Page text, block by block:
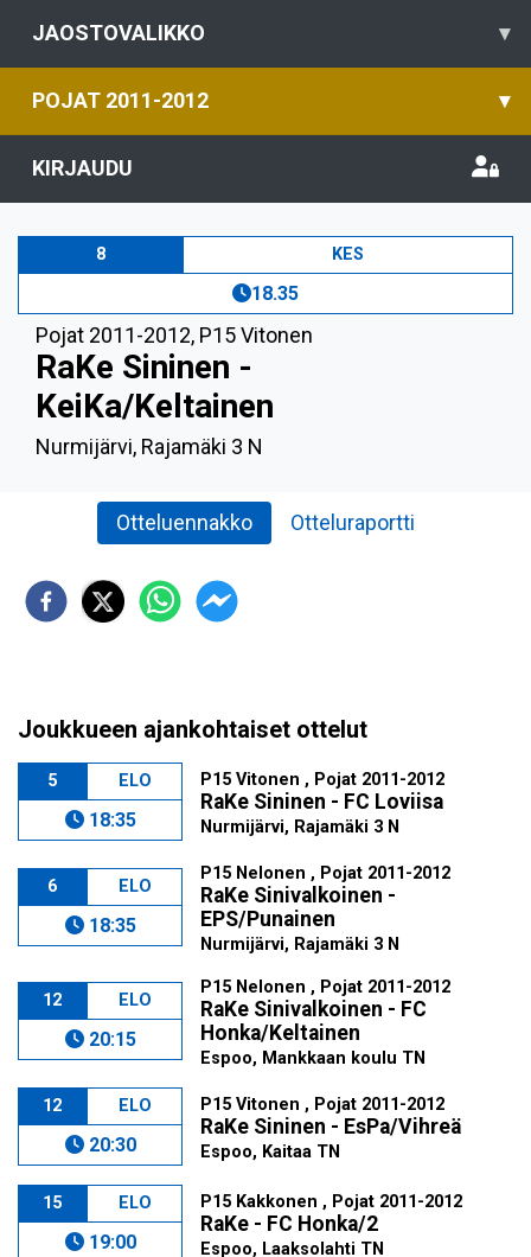
JAOSTOVALIKKO ▾
POJAT 2011-2012 ▾
KIRJAUDU
8 KES
18.35
Pojat 2011-2012, P15 Vitonen
RaKe Sininen -
KeiKa/Keltainen
Nurmijärvi, Rajamäki 3 N
Otteluennakko Otteluraportti
Joukkueen ajankohtaiset ottelut
5 ELO
18:35
P15 Vitonen , Pojat 2011-2012
RaKe Sininen - FC Loviisa
Nurmijärvi, Rajamäki 3 N
6 ELO
18:35
P15 Nelonen , Pojat 2011-2012
RaKe Sinivalkoinen -
EPS/Punainen
Nurmijärvi, Rajamäki 3 N
12 ELO
20:15
P15 Nelonen , Pojat 2011-2012
RaKe Sinivalkoinen - FC
Honka/Keltainen
Espoo, Mankkaan koulu TN
12 ELO
20:30
P15 Vitonen , Pojat 2011-2012
RaKe Sininen - EsPa/Vihreä
Espoo, Kaitaa TN
15 ELO
19:00
P15 Kakkonen , Pojat 2011-2012
RaKe - FC Honka/2
Espoo, Laaksolahti TN